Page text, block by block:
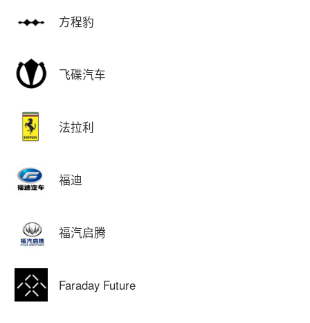
方程豹
飞碟汽车
法拉利
福迪
福汽启腾
Faraday Future